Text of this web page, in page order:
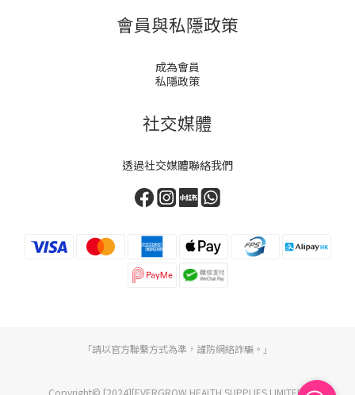
會員與私隱政策
成為會員
私隱政策
社交媒體
透過社交媒體聯絡我們
「請以官方聯繫方式為準，謹防網絡詐騙。」